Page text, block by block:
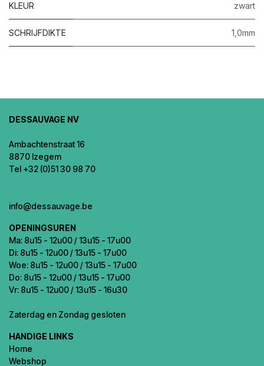
KLEUR zwart
SCHRIJFDIKTE 1,0mm
DESSAUVAGE NV
Ambachtenstraat 16
8870 Izegem
Tel +32 (0)51 30 98 70
info@dessauvage.be
OPENINGSUREN
Ma: 8u15 - 12u00 / 13u15 - 17u00
Di: 8u15 - 12u00 / 13u15 - 17u00
Woe: 8u15 - 12u00 / 13u15 - 17u00
Do: 8u15 - 12u00 / 13u15 - 17u00
Vr: 8u15 - 12u00 / 13u15 - 16u30
Zaterdag en Zondag gesloten
HANDIGE LINKS
Home
Webshop